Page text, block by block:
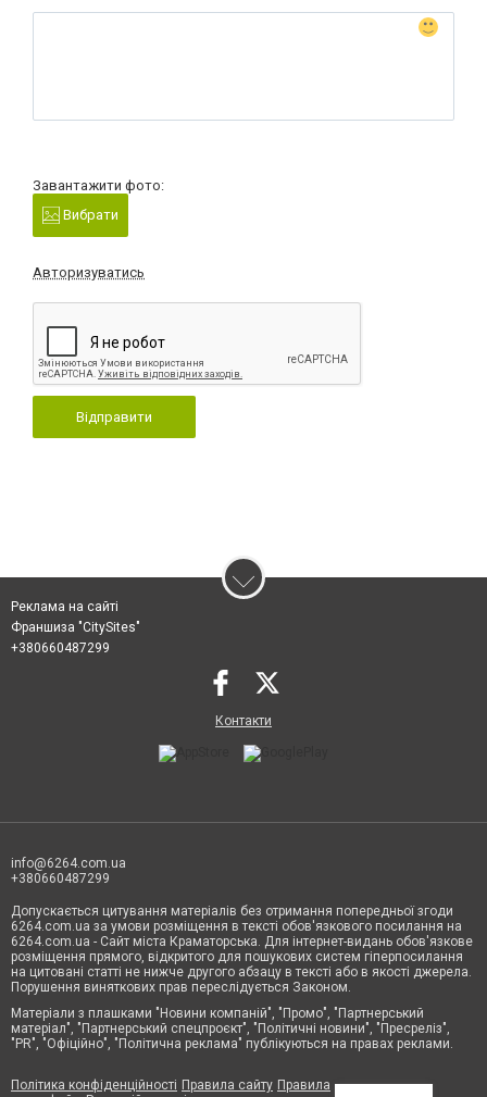
Завантажити фото:
Вибрати
Авторизуватись
Відправити
Реклама на сайті
Франшиза "CitySites"
+380660487299
Контакти
info@6264.com.ua
+380660487299
Допускається цитування матеріалів без отримання попередньої згоди
6264.com.ua за умови розміщення в тексті обов'язкового посилання на
6264.com.ua - Сайт міста Краматорська. Для інтернет-видань обов'язкове
розміщення прямого, відкритого для пошукових систем гіперпосилання
на цитовані статті не нижче другого абзацу в тексті або в якості джерела.
Порушення виняткових прав переслідується Законом.
Матеріали з плашками "Новини компаній", "Промо", "Партнерський
матеріал", "Партнерський спецпроєкт", "Політичні новини", "Пресреліз",
"PR", "Офіційно", "Політична реклама" публікуються на правах реклами.
Політика конфіденційності Правила сайту Правила